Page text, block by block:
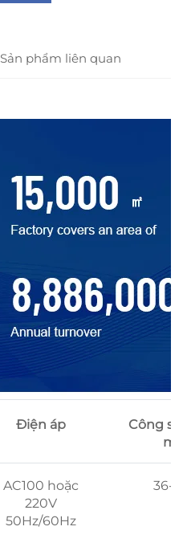
Sản phẩm liên quan
Điện áp
Công
AC100 hoặc
220V
50Hz/60Hz
36-